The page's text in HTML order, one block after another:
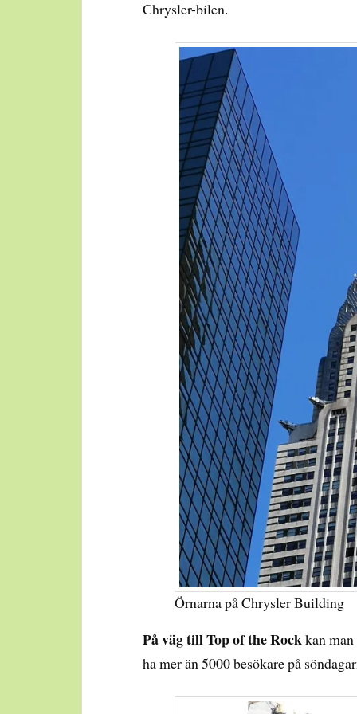
Chrysler-bilen.
Örnarna på Chrysler Building
På väg till Top of the Rockkan
ha mer än 5000 besökare på